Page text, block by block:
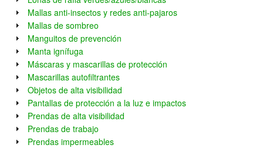
Mallas anti-insectos y redes anti-pajaros
Mallas de sombreo
Manguitos de prevención
Manta ignífuga
Máscaras y mascarillas de protección
Mascarillas autofiltrantes
Objetos de alta visibilidad
Pantallas de protección a la luz e impactos
Prendas de alta visibilidad
Prendas de trabajo
Prendas impermeables